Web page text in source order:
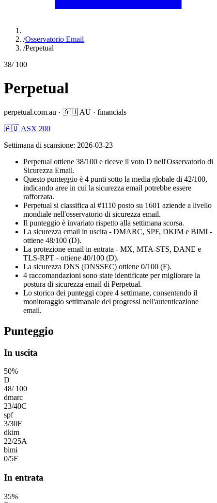
/Osservatorio Email
/Perpetual
38/ 100
Perpetual
perpetual.com.au · 🇦🇺 AU · financials
🇦🇺 ASX 200
Settimana di scansione: 2026-03-23
Perpetual ottiene 38/100 e riceve il voto D nell'Osservatorio di
Sicurezza Email.
Questo punteggio è 4 punti sotto la media globale di 42/100,
indicando aree in cui la sicurezza email potrebbe essere
rafforzata.
Perpetual si classifica al #1110 posto su 1601 aziende a livello
mondiale nell'osservatorio di sicurezza email.
Il punteggio è invariato rispetto alla settimana scorsa.
La sicurezza email in uscita - DMARC, SPF, DKIM e BIMI -
ottiene 48/100 (D).
La protezione email in entrata - MX, MTA-STS, DANE e
TLS-RPT - ottiene 40/100 (D).
La sicurezza DNS (DNSSEC) ottiene 0/100 (F).
4 raccomandazioni sono state identificate per migliorare la
postura di sicurezza email di Perpetual.
Lo storico dei punteggi copre 4 settimane, consentendo il
monitoraggio settimanale dei progressi nell'autenticazione
email.
Punteggio
In uscita
50%
D
48/ 100
dmarc
23/40C
spf
3/30F
dkim
22/25A
bimi
0/5F
In entrata
35%